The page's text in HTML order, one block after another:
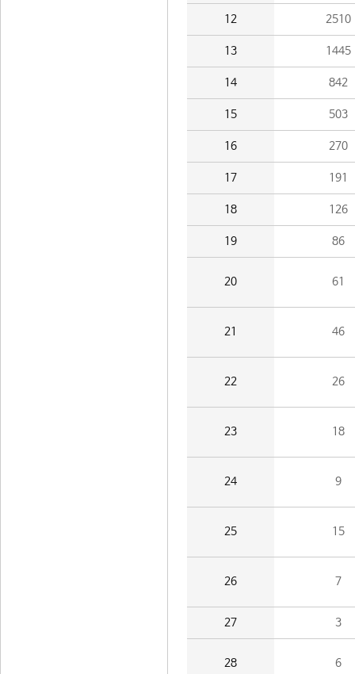
12 2510
13 1445
14 842
15 503
16 270
17 191
18 126
19 86
20 61
21 46
22 26
23 18
24 9
25 15
26 7
27 3
28 6